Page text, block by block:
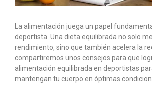
La alimentación juega un papel
deportista. Una dieta equilibrada no solo
rendimiento, sino que también acelera la
compartiremos unos consejos para que
alimentación equilibrada en deportistas
mantengan tu cuerpo en óptimas